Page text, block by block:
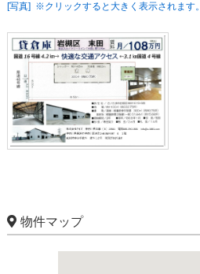
[写真] ※クリックすると大きく表示されます。
物件マップ